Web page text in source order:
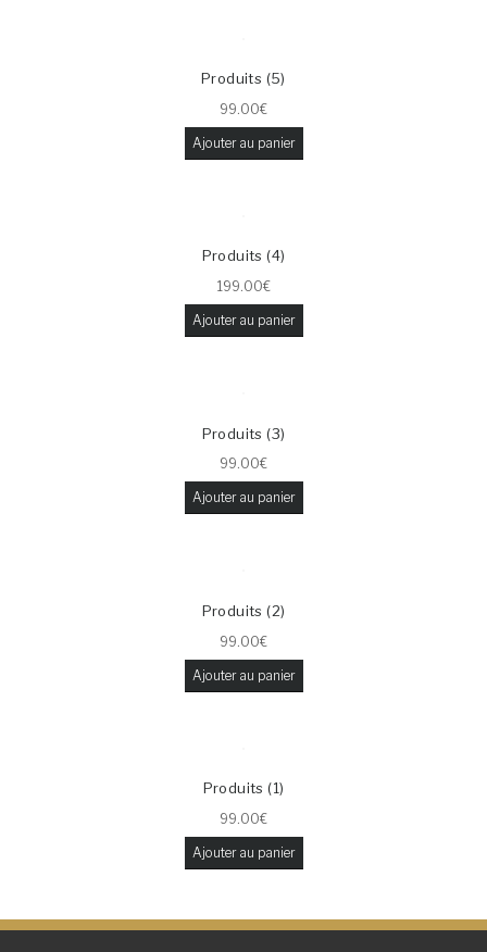
Produits (5)
99.00€
Ajouter au panier
Produits (4)
199.00€
Ajouter au panier
Produits (3)
99.00€
Ajouter au panier
Produits (2)
99.00€
Ajouter au panier
Produits (1)
99.00€
Ajouter au panier